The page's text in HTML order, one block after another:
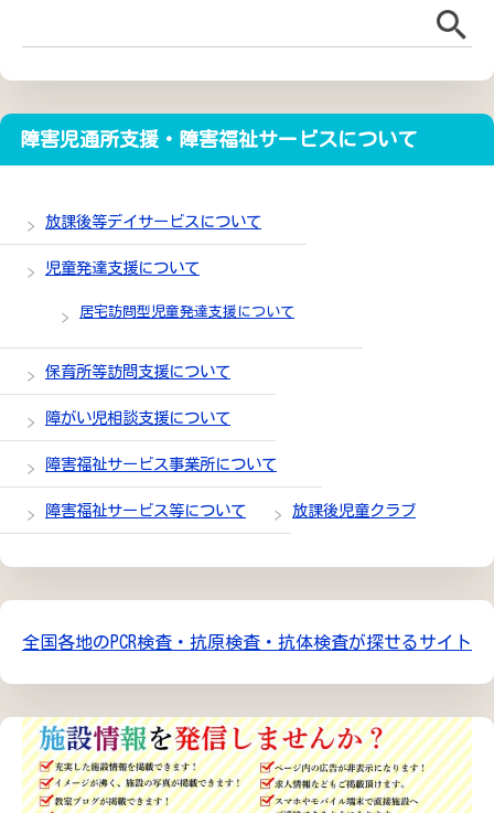
障害児通所支援・障害福祉サービスについて
放課後等デイサービスについて
児童発達支援について
居宅訪問型児童発達支援について
保育所等訪問支援について
障がい児相談支援について
障害福祉サービス事業所について
障害福祉サービス等について 放課後児童クラブ
全国各地のPCR検査・抗原検査・抗体検査が探せるサイト